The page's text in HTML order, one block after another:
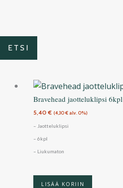
ETSI
Bravehead jaotteluklipsi 6kpl
5,40€ (4,30€ alv. 0%)
– Jaotteluklipsi
– 6kpl
– Liukumaton
LISÄÄ KORIIN